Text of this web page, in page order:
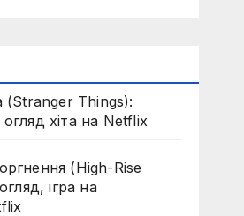
(Stranger Things):
хіта на Netflix
(High-Rise
ігра на